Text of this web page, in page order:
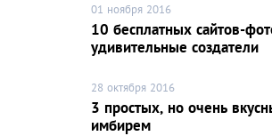
01 ноября 2016
10 бесплатных сайтов-
удивительные создатели
28 октября 2016
3 простых, но очень
имбирем